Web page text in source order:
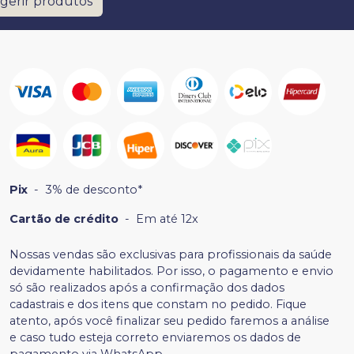
Pix - 3% de desconto*
Cartão de crédito - Em até 12x
Nossas vendas são exclusivas para profissionais da saúde
devidamente habilitados. Por isso, o pagamento e envio
só são realizados após a confirmação dos dados
cadastrais e dos itens que constam no pedido. Fique
atento, após você finalizar seu pedido faremos a análise
e caso tudo esteja correto enviaremos os dados de